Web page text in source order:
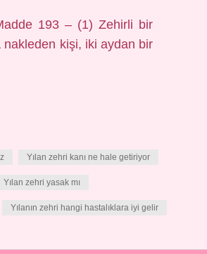
193 – (1) Zehirli bir
kişi, iki aydan bir
Yılan zehri kanı ne hale getiriyor
Yılan zehri yasak mı
Yılanın zehri hangi hastalıklara iyi gelir